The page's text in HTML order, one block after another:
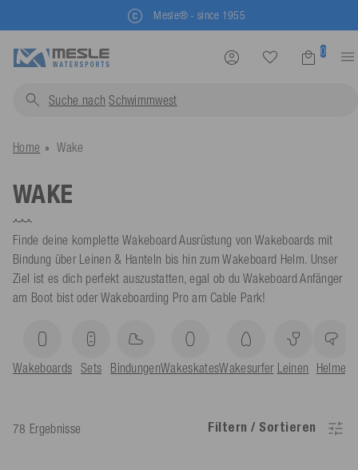
Kostenlose Rücksendung
0
Suche nach Schwimmwesten...
Home Wake
WAKE
Finde deine komplette Wakeboard Ausrüstung von Wakeboards mit
Bindung über Leinen & Hanteln bis hin zum Wakeboard Helm. Unser
Ziel ist es dich perfekt auszustatten, egal ob du Wakeboard Anfänger
am Boot bist oder Wakeboarding Pro am Cable Park!
Wakeboards Sets BindungenWakeskatesWakesurfer Leinen Helme
78 Ergebnisse Filtern / Sortieren